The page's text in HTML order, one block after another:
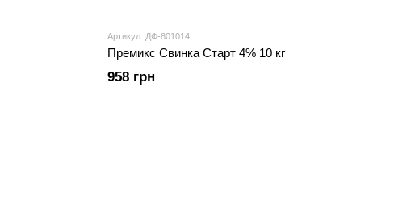
Артикул: ДФ-801014
Премикс Свинка Старт 4% 10 кг
958 грн